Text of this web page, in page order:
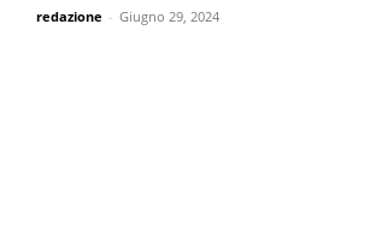
redazione - Giugno 29, 2024